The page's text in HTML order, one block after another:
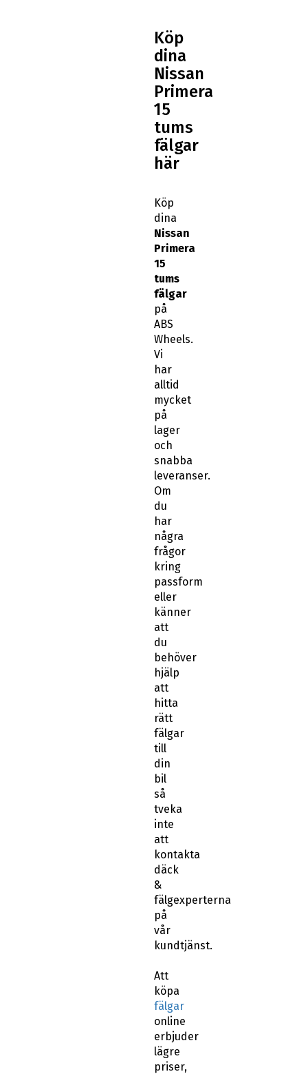
Köp
dina
Nissan
Primera
15
tums
fälgar
här
Köp
dina
Nissan
Primera
15
tums
fälgar
på
ABS
Wheels.
Vi
har
alltid
mycket
på
lager
och
snabba
leveranser.
Om
du
har
några
frågor
kring
passform
eller
känner
att
du
behöver
hjälp
att
hitta
rätt
fälgar
till
din
bil
så
tveka
inte
att
kontakta
däck
&
fälgexperterna
på
vår
kundtjänst.
Att
köpa
fälgar
online
erbjuder
lägre
priser,